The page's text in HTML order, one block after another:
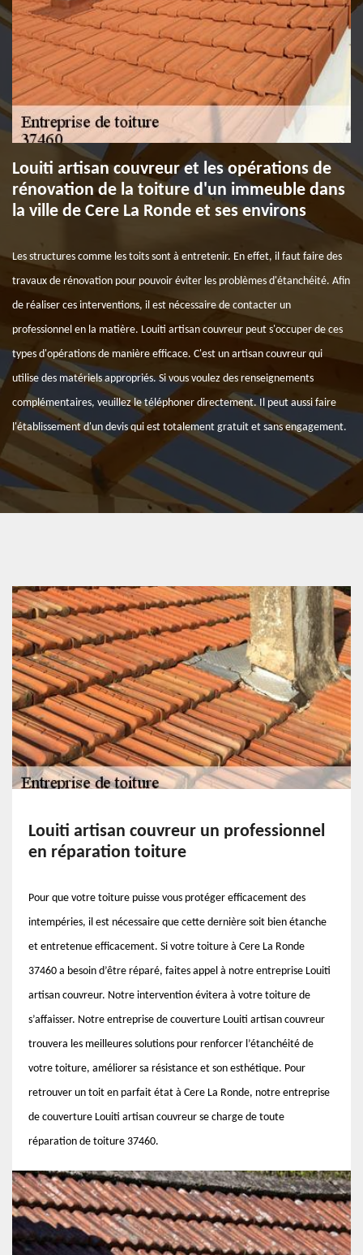
Louiti artisan couvreur et les opérations de
rénovation de la toiture d'un immeuble dans
la ville de Cere La Ronde et ses environs
Les structures comme les toits sont à entretenir. En effet, il faut faire des
travaux de rénovation pour pouvoir éviter les problèmes d'étanchéité. Afin
de réaliser ces interventions, il est nécessaire de contacter un
professionnel en la matière. Louiti artisan couvreur peut s'occuper de ces
types d'opérations de manière efficace. C'est un artisan couvreur qui
utilise des matériels appropriés. Si vous voulez des renseignements
complémentaires, veuillez le téléphoner directement. Il peut aussi faire
l'établissement d'un devis qui est totalement gratuit et sans engagement.
Louiti artisan couvreur un professionnel
en réparation toiture
Pour que votre toiture puisse vous protéger efficacement des
intempéries, il est nécessaire que cette dernière soit bien étanche
et entretenue efficacement. Si votre toiture à Cere La Ronde
37460 a besoin d’être réparé, faites appel à notre entreprise Louiti
artisan couvreur. Notre intervention évitera à votre toiture de
s’affaisser. Notre entreprise de couverture Louiti artisan couvreur
trouvera les meilleures solutions pour renforcer l’étanchéité de
votre toiture, améliorer sa résistance et son esthétique. Pour
retrouver un toit en parfait état à Cere La Ronde, notre entreprise
de couverture Louiti artisan couvreur se charge de toute
réparation de toiture 37460.